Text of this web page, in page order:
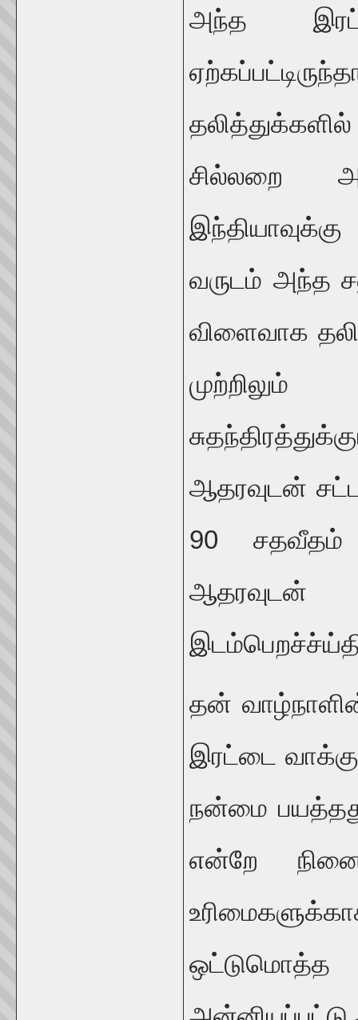
அந்த
சில்லறை
வருடம் அந்த
விளைவாக
முற்றிலும்
ஆதரவுடன்
90 சதவீதம்
தன்
இரட்டை
நன்மை
என்றே